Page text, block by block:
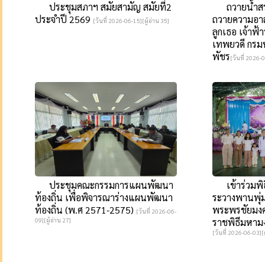
ประชุมสภาฯ สมัยสามัญ สมัยที่2
ประจำปี 2569 [วันที่ 2026-06-15][ผู้อ่าน 35]
ถวายน้ำส
ถวายความอ
ลูกเธอ เจ้าฟ้
เทพยวดี กร
พัชร[วันที่ 2026-
ประชุมคณะกรรมการแผนพัฒนา
ท้องถิ่น เพื่อพิจารณาร่างแผนพัฒนา
ท้องถิ่น (พ.ศ 2571-2575) [วันที่ 2026-06-
09][ผู้อ่าน 27]
เข้าร่วมพิธี
ระวางพานพุ่
พระพรชัยมง
ราชพิธีมหา
[วันที่ 2026-06-